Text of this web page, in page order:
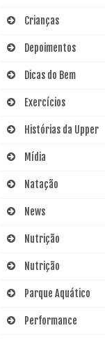
Crianças
Depoimentos
Dicas do Bem
Exercícios
Histórias da Upper
Mídia
Natação
News
Nutrição
Nutrição
Parque Aquático
Performance